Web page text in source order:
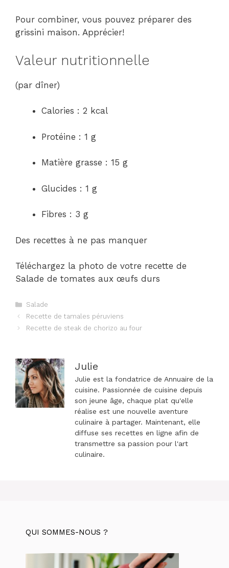
Pour combiner, vous pouvez préparer des
grissini maison. Apprécier!
Valeur nutritionnelle
(par dîner)
Calories : 2 kcal
Protéine : 1 g
Matière grasse : 15 g
Glucides : 1 g
Fibres : 3 g
Des recettes à ne pas manquer
Téléchargez la photo de votre recette de
Salade de tomates aux œufs durs
Catégories
Salade
Navigation
des
Recette de tamales péruviens
Recette de steak de chorizo ​​​​au four
Julie
Julie est la fondatrice de Annuaire de la
cuisine. Passionnée de cuisine depuis
son jeune âge, chaque plat qu'elle
réalise est une nouvelle aventure
culinaire à partager. Maintenant, elle
diffuse ses recettes en ligne afin de
transmettre sa passion pour l'art
culinaire.
QUI SOMMES-NOUS ?